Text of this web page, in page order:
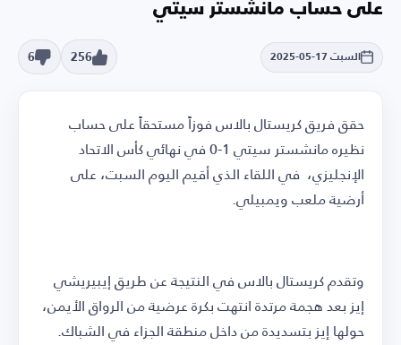
على حساب مانشستر سيتي
السبت 17-05-2025 256
6
حقق فريق كريستال بالاس فوزاً مستحقاً على حساب
نظيره مانشستر سيتي 1-0 في نهائي كأس الاتحاد
الإنجليزي، في اللقاء الذي أقيم اليوم السبت، على
أرضية ملعب ويمبيلي.
وتقدم كريستال بالاس في النتيجة عن طريق إيبيريشي
إيز بعد هجمة مرتدة انتهت بكرة عرضية من الرواق الأيمن،
حولها إيز بتسديدة من داخل منطقة الجزاء في الشباك.